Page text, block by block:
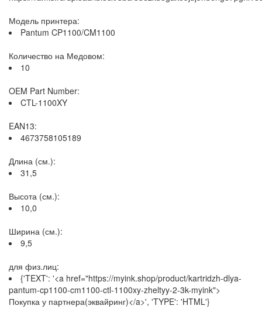
Модель принтера:
Pantum CP1100/CM1100
Количество на Медовом:
10
OEM Part Number:
CTL-1100XY
EAN13:
4673758105189
Длина (см.):
31,5
Высота (см.):
10,0
Ширина (см.):
9,5
для физ.лиц:
{'TEXT': '<a href="https://myink.shop/product/kartridzh-dlya-
pantum-cp1100-cm1100-ctl-1100xy-zheltyy-2-3k-myink">
Покупка у партнера(эквайринг)</a>', 'TYPE': 'HTML'}